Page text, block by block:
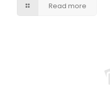
Read more